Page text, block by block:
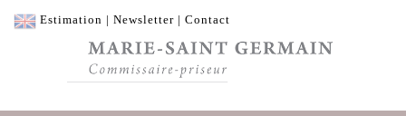
Estimation | Newsletter | Contact